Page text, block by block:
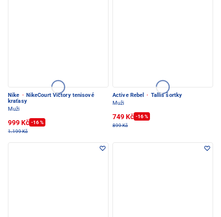
Nike · NikeCourt Victory tenisové
kraťasy
Muži
999 Kč -16 %
1.199 Kč
Active Rebel · Tallis šortky
Muži
749 Kč -16 %
899 Kč